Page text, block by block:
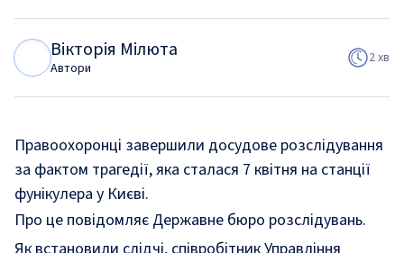
Вікторія Мілюта
Автори
2 хв
Правоохоронці завершили досудове розслідування
за фактом трагедії, яка сталася 7 квітня на станції
фунікулера у Києві.
Про це повідомляє Державне бюро розслідувань.